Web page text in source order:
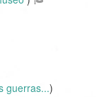
guerras...)